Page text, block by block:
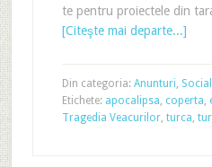
te pentru proiectele din
[Citeşte mai departe...]
Din categoria: Anunturi, Social
Etichete: apocalipsa, coperta,
Tragedia Veacurilor, turca,